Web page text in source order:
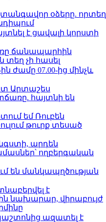
օձերը. որտեղ
է ցավալի կորստի
ճանապարհին
տեղ չի հասել
ին ժամը 07.00-ից մինչև
Արտաշես
հայտնի են
եմ Ռուբեն
թուրք տեսած
արդեն
ողբերգական
են մանկապղծության
է
նախարար, վիրաբույժ
ազատել է